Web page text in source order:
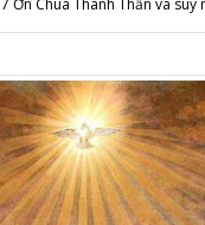
7 Ơn Chúa Thánh Thần và suy